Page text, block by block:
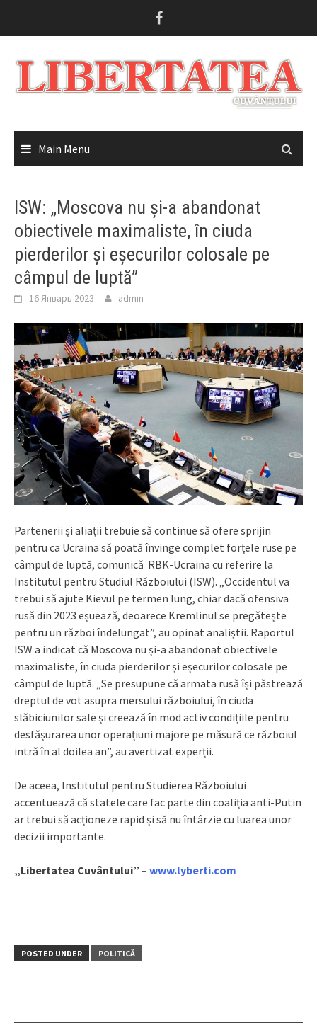
Main Menu
ISW: „Moscova nu și-a abandonat
obiectivele maximaliste, în ciuda
pierderilor și eșecurilor colosale pe
câmpul de luptă”
16 Январь 2023 admin
Partenerii și aliații trebuie să continue să ofere sprijin
pentru ca Ucraina să poată învinge complet forțele ruse pe
câmpul de luptă, comunică RBK-Ucraina cu referire la
Institutul pentru Studiul Războiului (ISW). „Occidentul va
trebui să ajute Kievul pe termen lung, chiar dacă ofensiva
rusă din 2023 eșuează, deoarece Kremlinul se pregătește
pentru un război îndelungat”, au opinat analiștii. Raportul
ISW a indicat că Moscova nu și-a abandonat obiectivele
maximaliste, în ciuda pierderilor și eșecurilor colosale pe
câmpul de luptă. „Se presupune că armata rusă își păstrează
dreptul de vot asupra mersului războiului, în ciuda
slăbiciunilor sale și creează în mod activ condițiile pentru
desfășurarea unor operațiuni majore pe măsură ce războiul
intră în al doilea an”, au avertizat experții.
De aceea, Institutul pentru Studierea Războiului
accentuează că statele care fac parte din coaliția anti-Putin
ar trebui să acționeze rapid și să nu întârzie cu luarea unor
decizii importante.
„Libertatea Cuvântului” – www.lyberti.com
POSTED UNDER POLITICĂ